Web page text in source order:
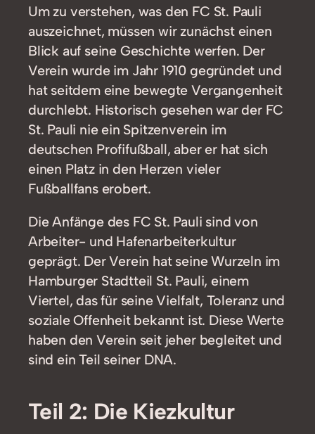
Um zu verstehen, was den FC St. Pauli
auszeichnet, müssen wir zunächst einen
Blick auf seine Geschichte werfen. Der
Verein wurde im Jahr 1910 gegründet und
hat seitdem eine bewegte Vergangenheit
durchlebt. Historisch gesehen war der FC
St. Pauli nie ein Spitzenverein im
deutschen Profifußball, aber er hat sich
einen Platz in den Herzen vieler
Fußballfans erobert.
Die Anfänge des FC St. Pauli sind von
Arbeiter- und Hafenarbeiterkultur
geprägt. Der Verein hat seine Wurzeln im
Hamburger Stadtteil St. Pauli, einem
Viertel, das für seine Vielfalt, Toleranz und
soziale Offenheit bekannt ist. Diese Werte
haben den Verein seit jeher begleitet und
sind ein Teil seiner DNA.
Teil 2: Die Kiezkultur